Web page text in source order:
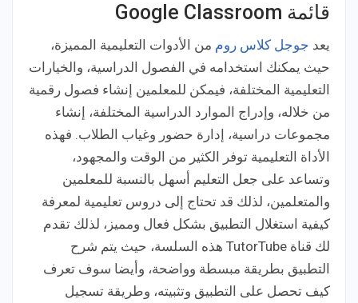
قائمة Google Classroom
يعد جوجل كلاس روم من الأدوات التعليمية المميزة،
حيث يمكنك استخدامه في الفصول الدراسية، والخيارات
التعليمية المختلفة، فيمكن للمعلمين إنشاء فصول رقمية
من خلاله، وإدراج الموارد الدراسية المختلفة، إنشاء
مجموعات دراسية، إدارة حضور وغياب الطلاب. فهذه
الأداة التعليمية توفر الكثير من الوقت والمجهود،
وتساعد على جعل التعليم أسهل بالنسبة للمعلمين
والمتعلمين، لذلك قد تحتاج إلى دروس تعليمية لمعرفة
كيفية استغلال التطبيق بشكل فعال ومميز، لذلك تقدم
لك قناة TutorTube هذه السلسة، حيث يتم شرح
التطبيق بطريقة مبسطة وواضحة، وأيضا سوف تعرف
كيف تحصل على التطبيق وتثبيته، وطريقة تسجيل